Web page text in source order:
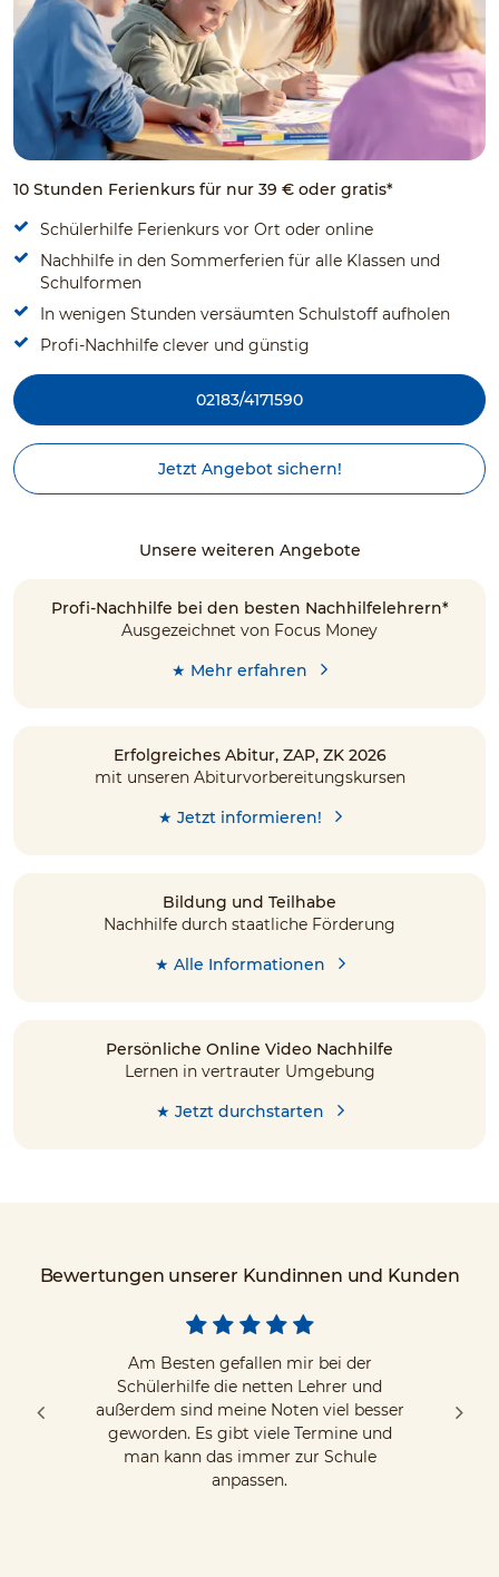
10 Stunden Ferienkurs für nur 39 € oder gratis*
Schülerhilfe Ferienkurs vor Ort oder online
Nachhilfe in den Sommerferien für alle Klassen und
Schulformen
In wenigen Stunden versäumten Schulstoff aufholen
Profi-Nachhilfe clever und günstig
02183/4171590
Jetzt Angebot sichern!
Unsere weiteren Angebote
Profi-Nachhilfe bei den besten Nachhilfelehrern*
Ausgezeichnet von Focus Money
★ Mehr erfahren
Erfolgreiches Abitur, ZAP, ZK 2026
mit unseren Abiturvorbereitungskursen
★ Jetzt informieren!
Bildung und Teilhabe
Nachhilfe durch staatliche Förderung
★ Alle Informationen
Persönliche Online Video Nachhilfe
Lernen in vertrauter Umgebung
★ Jetzt durchstarten
Bewertungen unserer Kundinnen und Kunden
Am Besten gefallen mir bei der
Schülerhilfe die netten Lehrer und
außerdem sind meine Noten viel besser
geworden. Es gibt viele Termine und
man kann das immer zur Schule
anpassen.